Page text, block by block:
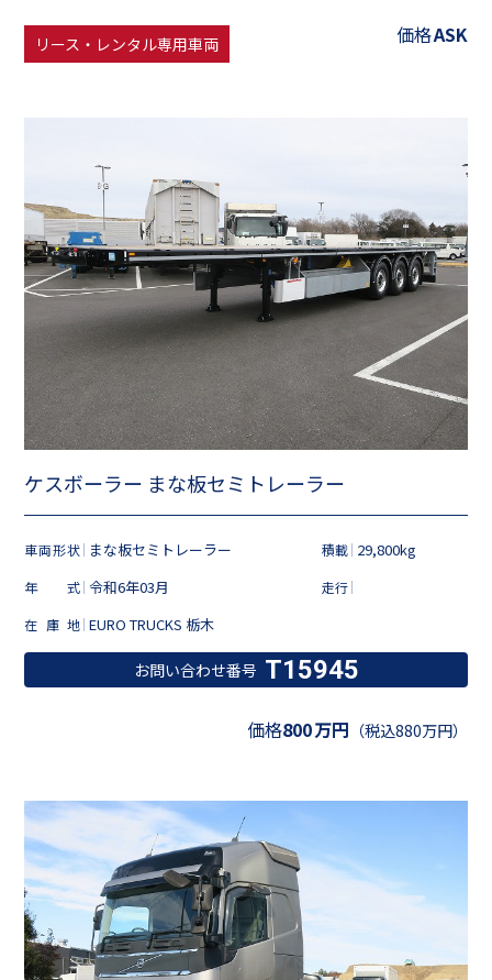
リース・レンタル専用車両 価格ASK
ケスボーラー まな板セミトレーラー
車両形状 まな板セミトレーラー 積載 29,800kg
年式 令和6年03月
走行
在庫地 EURO TRUCKS 栃木
お問い合わせ番号 T15945
価格800万円 （税込880万円）